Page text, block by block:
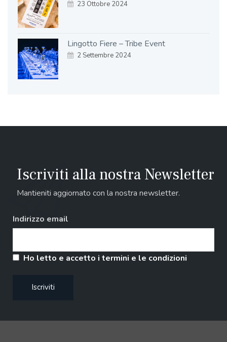
23 Ottobre 2024
Lingotto Fiere – Tribe Event
2 Settembre 2024
Iscriviti alla nostra Newsletter
Mantieniti aggiornato con la nostra newsletter.
Indirizzo email
Ho letto e accetto i termini e le condizioni